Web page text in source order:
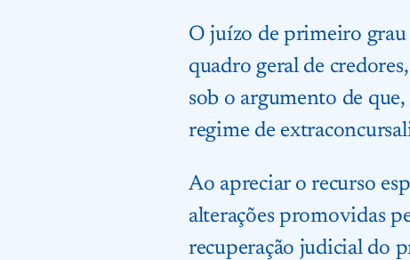
O juízo de primeiro grau
quadro geral de
sob o argumento de
regime de
Ao apreciar o recurso
alterações promovidas
recuperação judicial do